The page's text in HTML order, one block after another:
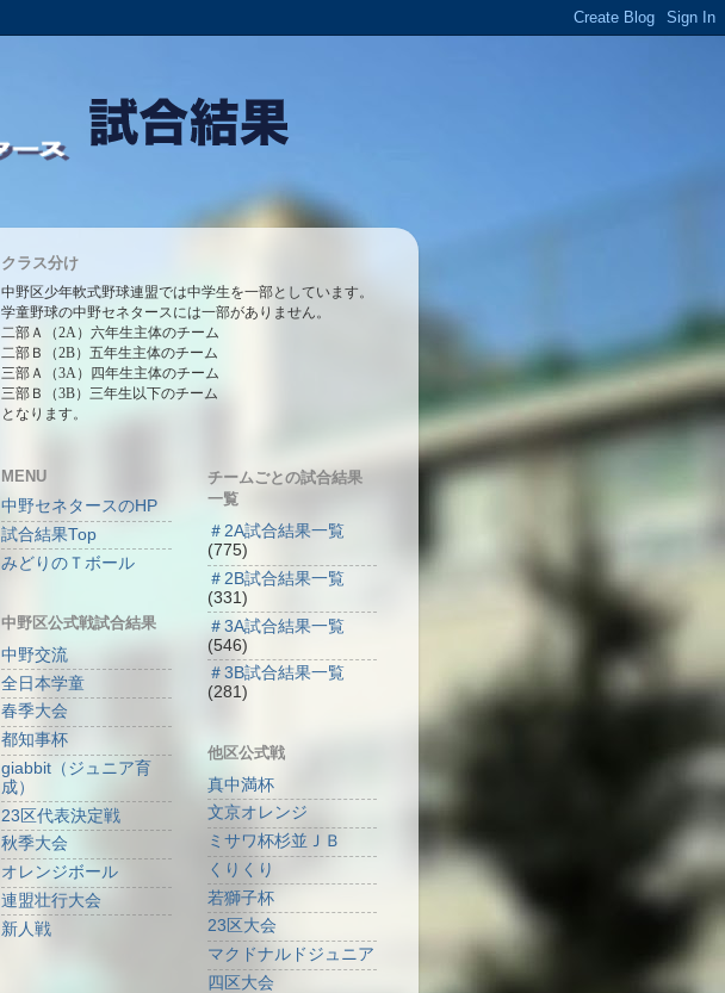
クラス分け
中野区少年軟式野球連盟では中学生を一部としています。
学童野球の中野セネタースには一部がありません。
二部Ａ（2A）六年生主体のチーム
二部Ｂ（2B）五年生主体のチーム
三部Ａ（3A）四年生主体のチーム
三部Ｂ（3B）三年生以下のチーム
となります。
MENU
中野セネタースのHP
試合結果Top
みどりのＴボール
中野区公式戦試合結果
中野交流
全日本学童
春季大会
都知事杯
giabbit（ジュニア育
成）
23区代表決定戦
秋季大会
オレンジボール
連盟壮行大会
新人戦
チームごとの試合結果
一覧
＃2A試合結果一覧
(775)
＃2B試合結果一覧
(331)
＃3A試合結果一覧
(546)
＃3B試合結果一覧
(281)
他区公式戦
真中満杯
文京オレンジ
ミサワ杯杉並ＪＢ
くりくり
若獅子杯
23区大会
マクドナルドジュニア
四区大会